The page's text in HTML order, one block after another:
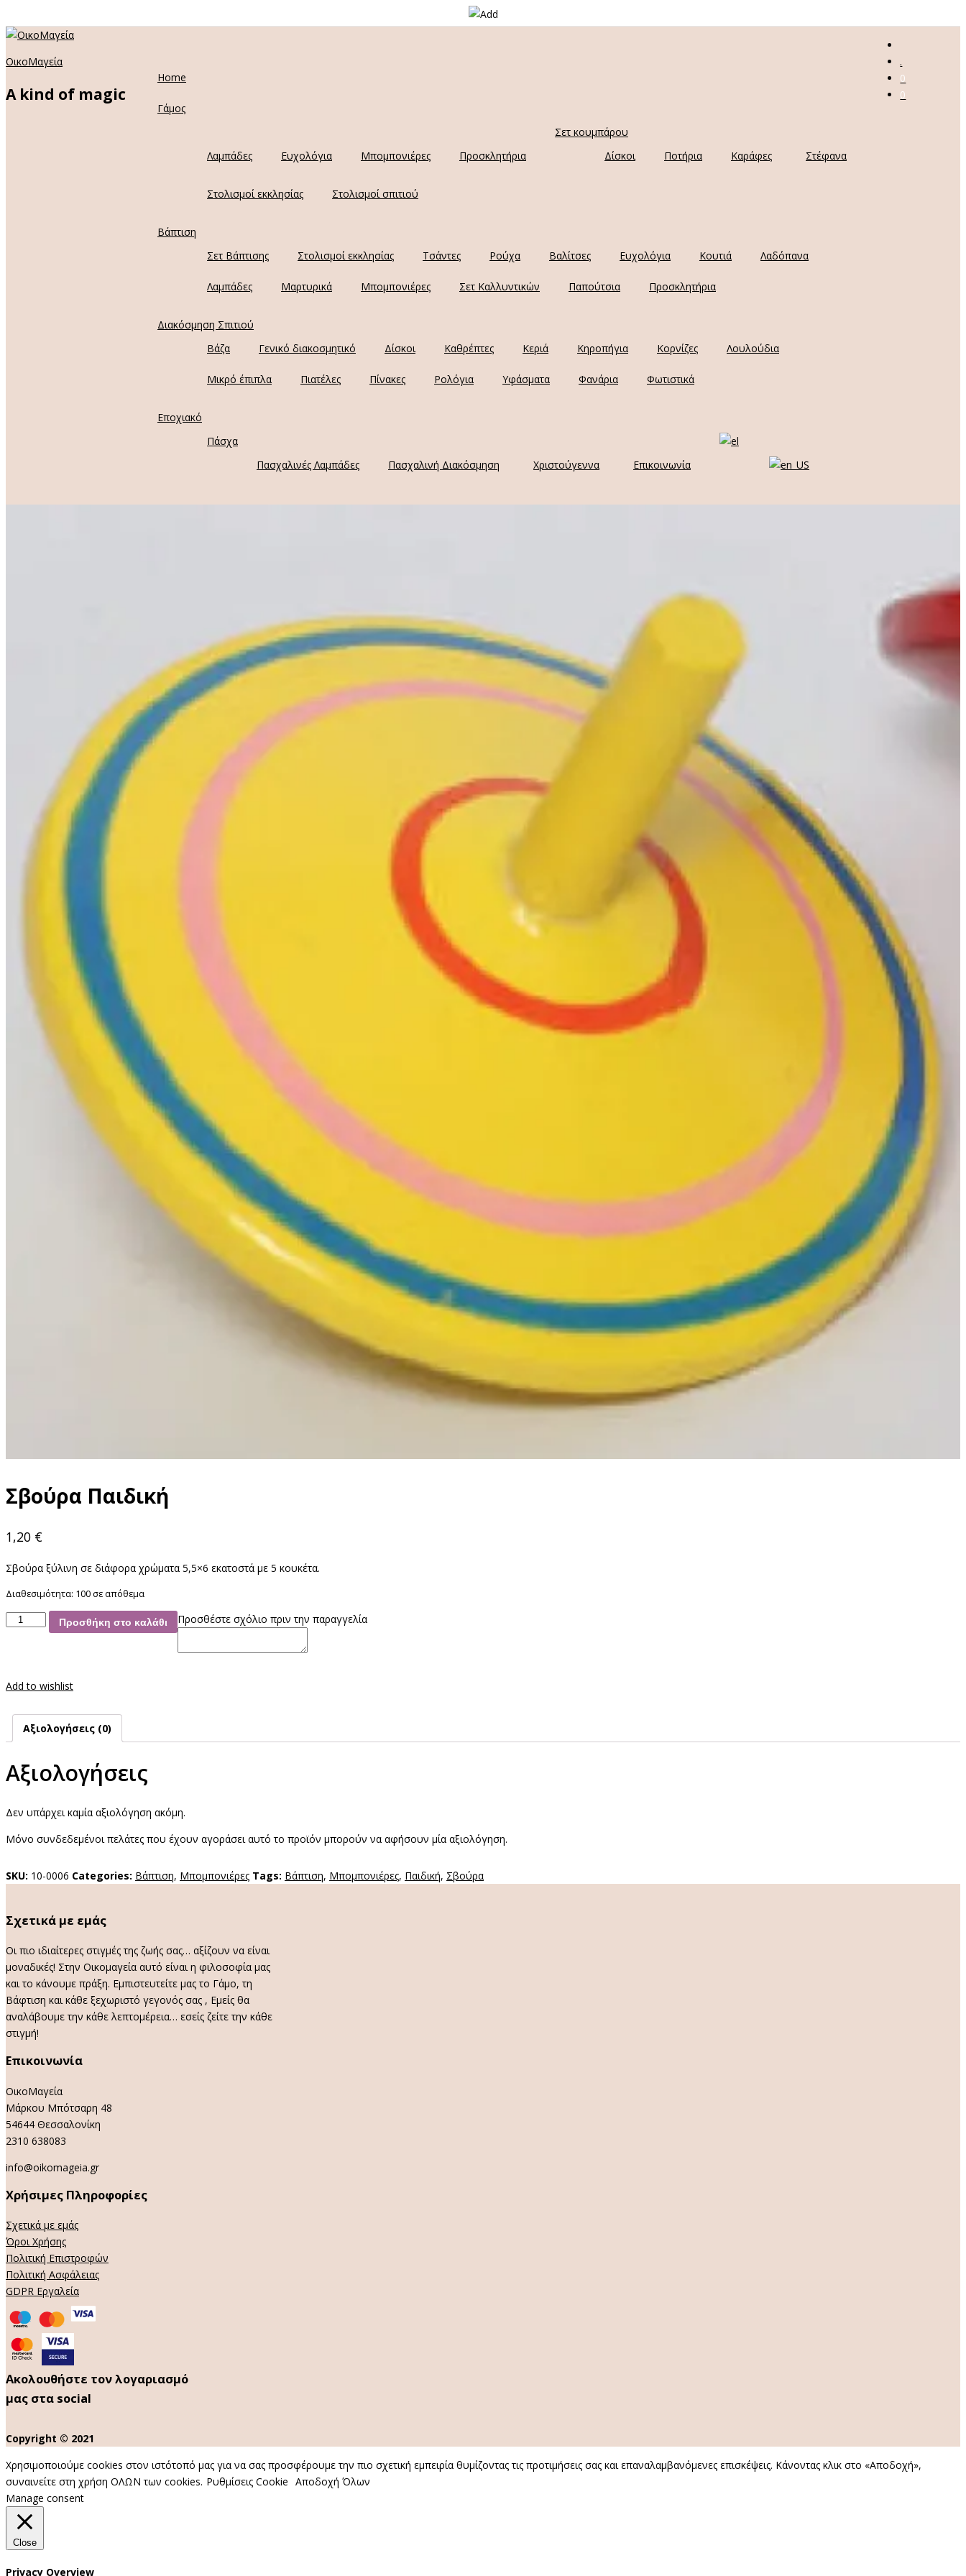
ΟικοΜαγεία
A kind of magic
Home
Γάμος
Λαμπάδες Ευχολόγια Μπομπονιέρες Προσκλητήρια
Σετ κουμπάρου
Δίσκοι
Ποτήρια Καράφες Στέφανα
Στολισμοί εκκλησίας Στολισμοί σπιτιού
Βάπτιση
Σετ Βάπτισης
Στολισμοί εκκλησίας Τσάντες Ρούχα Βαλίτσες Ευχολόγια Κουτιά Λαδόπανα
Λαμπάδες Μαρτυρικά Μπομπονιέρες Σετ Καλλυντικών Παπούτσια Προσκλητήρια
Διακόσμηση Σπιτιού
Βάζα
Γενικό διακοσμητικό Δίσκοι Καθρέπτες Κεριά Κηροπήγια Κορνίζες Λουλούδια
Μικρό έπιπλα Πιατέλες Πίνακες Ρολόγια Υφάσματα Φανάρια Φωτιστικά
Εποχιακό
Πάσχα
Πασχαλινές Λαμπάδες
Πασχαλινή Διακόσμηση Χριστούγεννα Επικοινωνία
.
0
0
Σβούρα Παιδική
1,20 €
Σβούρα ξύλινη σε διάφορα χρώματα 5,5×6 εκατοστά με 5 κουκέτα.
Διαθεσιμότητα: 100 σε απόθεμα
Σβούρα
Προσθήκη στο καλάθι Προσθέστε σχόλιο πριν την παραγγελία
Add to wishlist
Αξιολογήσεις (0)
Αξιολογήσεις
Δεν υπάρχει καμία αξιολόγηση ακόμη.
Μόνο συνδεδεμένοι πελάτες που έχουν αγοράσει αυτό το προϊόν μπορούν να αφήσουν μία αξιολόγηση.
SKU: 10-0006 Categories: Βάπτιση, Μπομπονιέρες Tags: Βάπτιση, Μπομπονιέρες, Παιδική, Σβούρα
Σχετικά με εμάς
Οι πιο ιδιαίτερες στιγμές της ζωής σας… αξίζουν να είναι
μοναδικές! Στην Οικομαγεία αυτό είναι η φιλοσοφία μας
και το κάνουμε πράξη. Εμπιστευτείτε μας το Γάμο, τη
Βάφτιση και κάθε ξεχωριστό γεγονός σας , Εμείς θα
αναλάβουμε την κάθε λεπτομέρεια… εσείς ζείτε την κάθε
στιγμή!
Επικοινωνία
ΟικοΜαγεία
Μάρκου Μπότσαρη 48
54644 Θεσσαλονίκη
2310 638083
info@oikomageia.gr
Χρήσιμες Πληροφορίες
Σχετικά με εμάς
Όροι Χρήσης
Πολιτική Επιστροφών
Πολιτική Ασφάλειας
GDPR Εργαλεία
Ακολουθήστε τον λογαριασμό
μας στα social
Copyright © 2021
Χρησιμοποιούμε cookies στον ιστότοπό μας για να σας προσφέρουμε την πιο σχετική εμπειρία θυμίζοντας τις προτιμήσεις σας και επαναλαμβανόμενες επισκέψεις. Κάνοντας κλικ στο «Αποδοχή»,
συναινείτε στη χρήση ΟΛΩΝ των cookies. Ρυθμίσεις Cookie Αποδοχή Όλων
Manage consent
Close
Privacy Overview